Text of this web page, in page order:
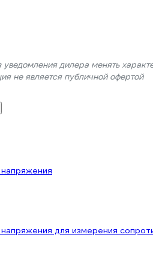
уведомления дилера менять
не является публичной офертой
для измерения